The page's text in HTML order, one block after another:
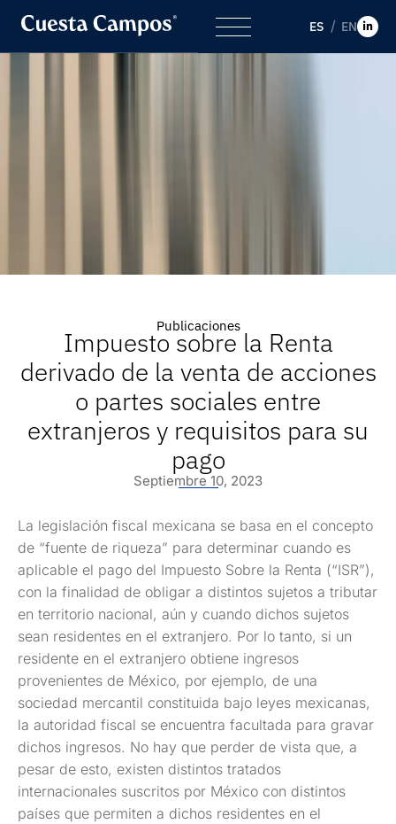
ES EN
Publicaciones
Impuesto sobre la Renta
derivado de la venta de acciones
o partes sociales entre
extranjeros y requisitos para su
pago
Septiembre 10, 2023
La legislación fiscal mexicana se basa en el concepto
de “fuente de riqueza” para determinar cuando es
aplicable el pago del Impuesto Sobre la Renta (“ISR”),
con la finalidad de obligar a distintos sujetos a tributar
en territorio nacional, aún y cuando dichos sujetos
sean residentes en el extranjero. Por lo tanto, si un
residente en el extranjero obtiene ingresos
provenientes de México, por ejemplo, de una
sociedad mercantil constituida bajo leyes mexicanas,
la autoridad fiscal se encuentra facultada para gravar
dichos ingresos. No hay que perder de vista que, a
pesar de esto, existen distintos tratados
internacionales suscritos por México con distintos
países que permiten a dichos residentes en el